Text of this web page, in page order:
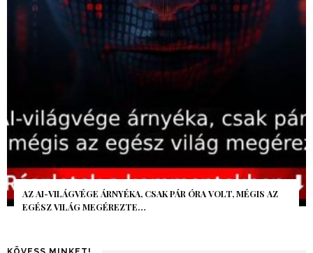
AZ AI-VILÁGVÉGE ÁRNYÉKA, CSAK PÁR ÓRA VOLT, MÉGIS AZ
EGÉSZ VILÁG MEGÉREZTE…